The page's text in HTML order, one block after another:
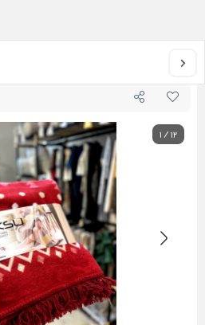
خانه
1/12